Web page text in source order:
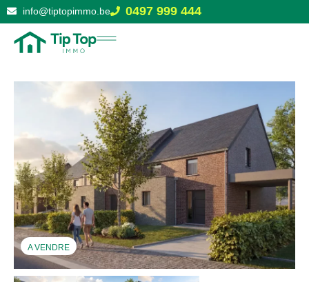
info@tiptopimmo.be 0497 999 444
A VENDRE